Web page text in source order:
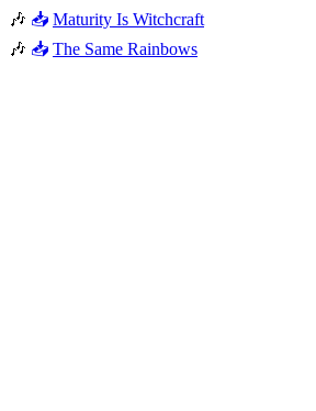
🎶 📥 Maturity Is Witchcraft
🎶 📥 The Same Rainbows